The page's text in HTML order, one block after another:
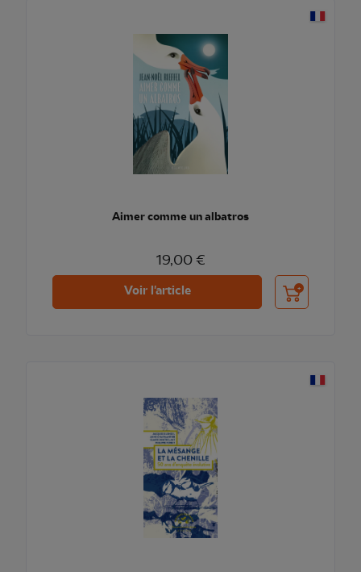
Aimer comme un albatros
19,00 €
Voir l'article Ajouter au